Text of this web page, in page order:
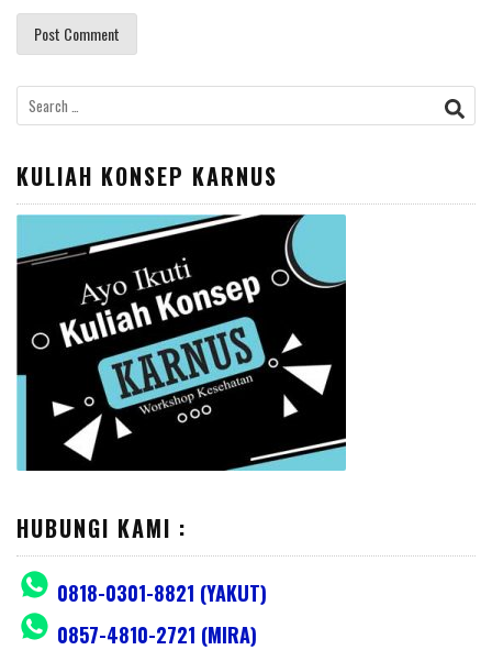
Search
for:
KULIAH KONSEP KARNUS
HUBUNGI KAMI :
0818-0301-8821 (YAKUT)
0857-4810-2721 (MIRA)